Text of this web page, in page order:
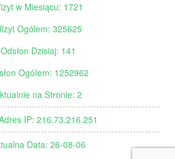
w Miesiącu: 1721
Ogólem: 325625
Odsłon Dzisiaj: 141
Ogółem: 1252962
na Stronie: 2
IP: 216.73.216.251
Data: 26-08-06